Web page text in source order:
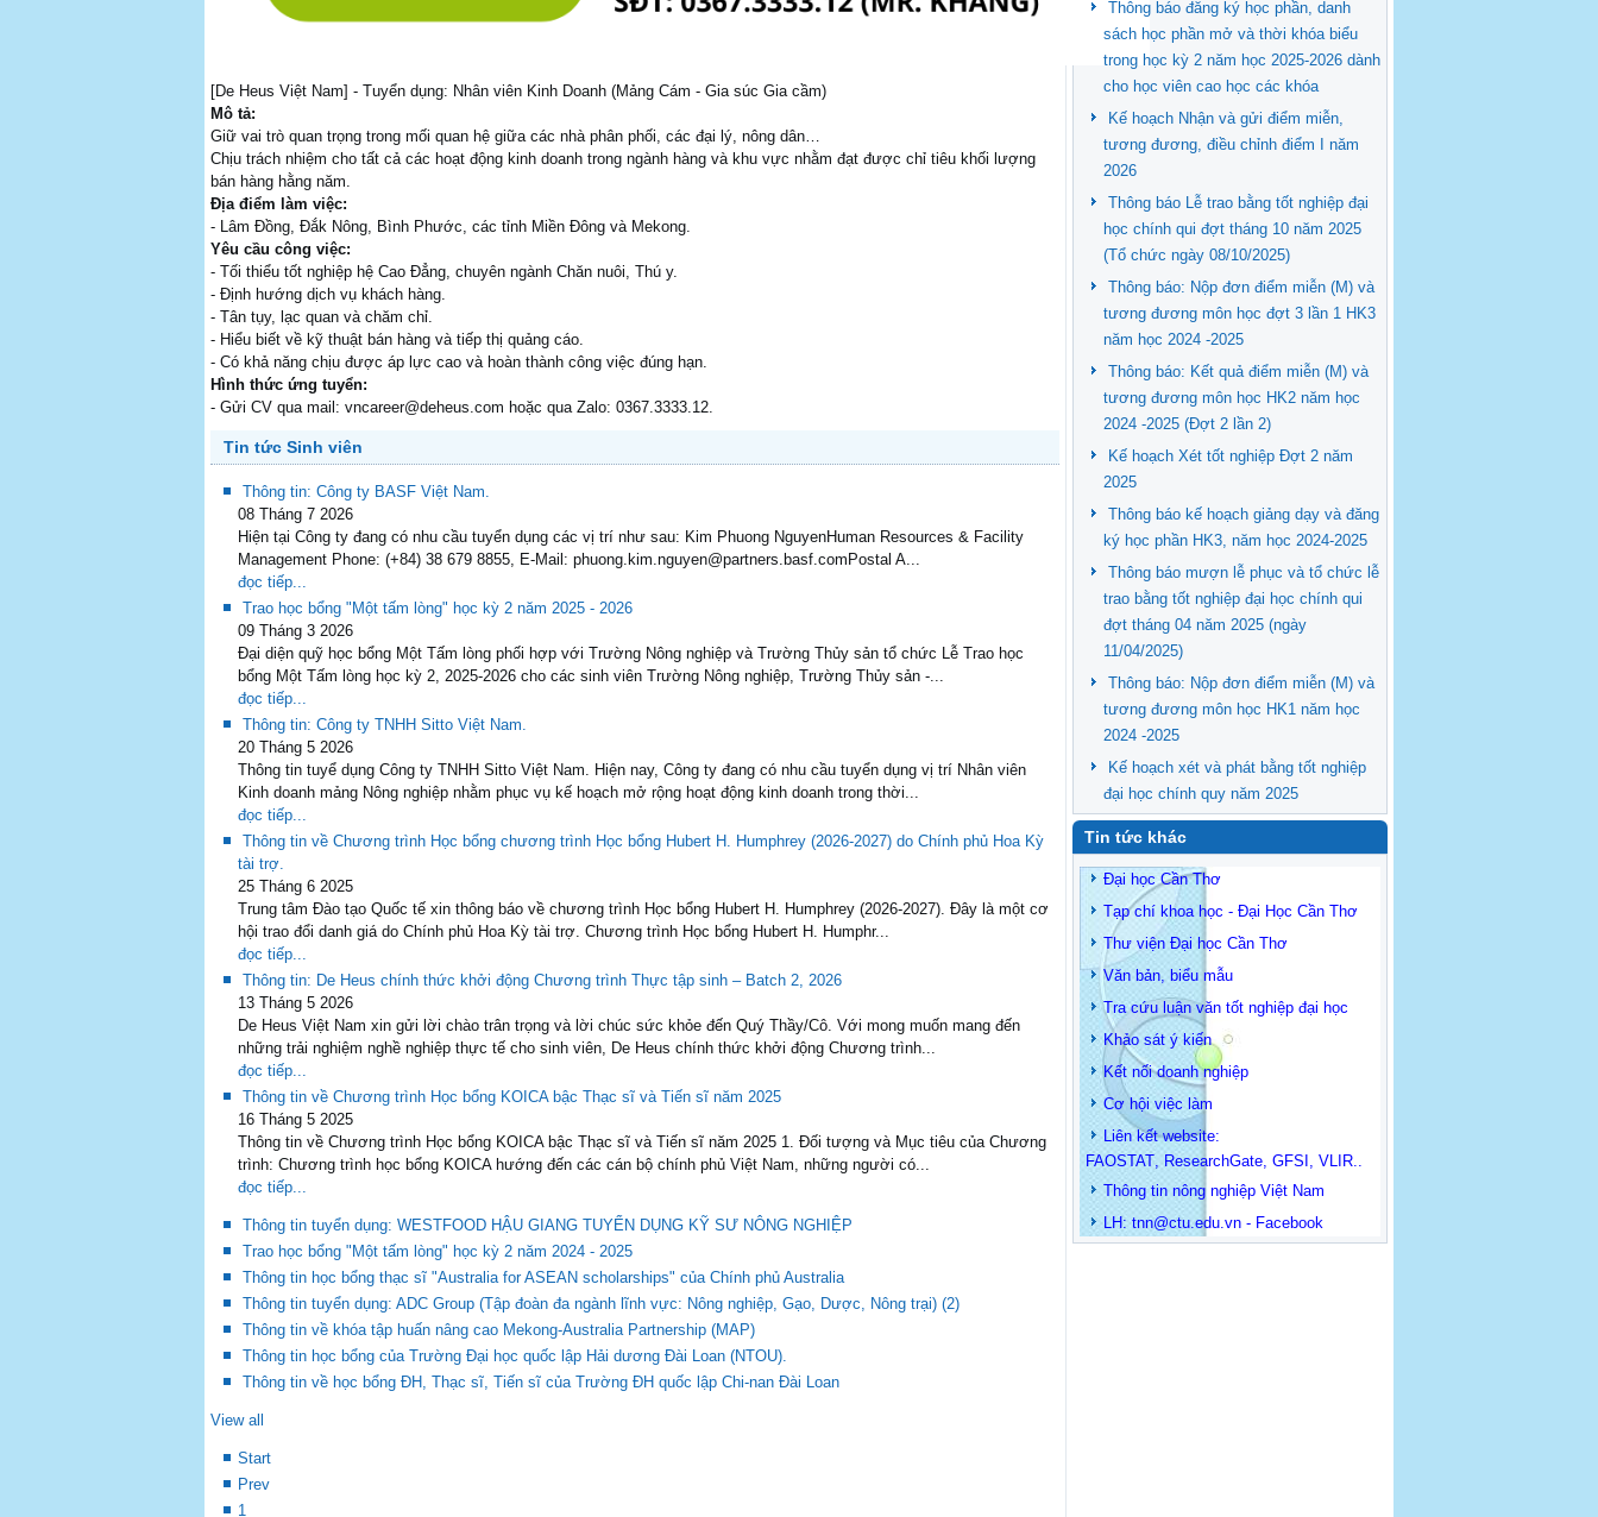
[De Heus Việt Nam] - Tuyển dụng: Nhân viên Kinh Doanh (Mảng Cám - Gia súc Gia cầm)
Mô tả:
Giữ vai trò quan trọng trong mối quan hệ giữa các nhà phân phối, các đại lý, nông dân…
Chịu trách nhiệm cho tất cả các hoạt động kinh doanh trong ngành hàng và khu vực nhằm đạt được chỉ tiêu khối lượng
bán hàng hằng năm.
Địa điểm làm việc:
- Lâm Đồng, Đắk Nông, Bình Phước, các tỉnh Miền Đông và Mekong.
Yêu cầu công việc:
- Tối thiểu tốt nghiệp hệ Cao Đẳng, chuyên ngành Chăn nuôi, Thú y.
- Định hướng dịch vụ khách hàng.
- Tân tụy, lạc quan và chăm chỉ.
- Hiểu biết về kỹ thuật bán hàng và tiếp thị quảng cáo.
- Có khả năng chịu được áp lực cao và hoàn thành công việc đúng hạn.
Hình thức ứng tuyển:
- Gửi CV qua mail: vncareer@deheus.com hoặc qua Zalo: 0367.3333.12.
Tin tức Sinh viên
Thông tin: Công ty BASF Việt Nam.
08 Tháng 7 2026
Hiện tại Công ty đang có nhu cầu tuyển dụng các vị trí như sau: Kim Phuong NguyenHuman Resources & Facility
Management Phone: (+84) 38 679 8855, E-Mail: phuong.kim.nguyen@partners.basf.comPostal A...
đọc tiếp...
Trao học bổng "Một tấm lòng" học kỳ 2 năm 2025 - 2026
09 Tháng 3 2026
Đại diện quỹ học bổng Một Tấm lòng phối hợp với Trường Nông nghiệp và Trường Thủy sản tổ chức Lễ Trao học
bổng Một Tấm lòng học kỳ 2, 2025-2026 cho các sinh viên Trường Nông nghiệp, Trường Thủy sản -...
đọc tiếp...
Thông tin: Công ty TNHH Sitto Việt Nam.
20 Tháng 5 2026
Thông tin tuyể dụng Công ty TNHH Sitto Việt Nam. Hiện nay, Công ty đang có nhu cầu tuyển dụng vị trí Nhân viên
Kinh doanh mảng Nông nghiệp nhằm phục vụ kế hoạch mở rộng hoạt động kinh doanh trong thời...
đọc tiếp...
Thông tin về Chương trình Học bổng chương trình Học bổng Hubert H. Humphrey (2026-2027) do Chính phủ Hoa Kỳ
tài trợ.
25 Tháng 6 2025
Trung tâm Đào tạo Quốc tế xin thông báo về chương trình Học bổng Hubert H. Humphrey (2026-2027). Đây là một cơ
hội trao đổi danh giá do Chính phủ Hoa Kỳ tài trợ. Chương trình Học bổng Hubert H. Humphr...
đọc tiếp...
Thông tin: De Heus chính thức khởi động Chương trình Thực tập sinh – Batch 2, 2026
13 Tháng 5 2026
De Heus Việt Nam xin gửi lời chào trân trọng và lời chúc sức khỏe đến Quý Thầy/Cô. Với mong muốn mang đến
những trải nghiệm nghề nghiệp thực tế cho sinh viên, De Heus chính thức khởi động Chương trình...
đọc tiếp...
Thông tin về Chương trình Học bổng KOICA bậc Thạc sĩ và Tiến sĩ năm 2025
16 Tháng 5 2025
Thông tin về Chương trình Học bổng KOICA bậc Thạc sĩ và Tiến sĩ năm 2025 1. Đối tượng và Mục tiêu của Chương
trình: Chương trình học bổng KOICA hướng đến các cán bộ chính phủ Việt Nam, những người có...
đọc tiếp...
Thông tin tuyển dụng: WESTFOOD HẬU GIANG TUYỂN DỤNG KỸ SƯ NÔNG NGHIỆP
Trao học bổng "Một tấm lòng" học kỳ 2 năm 2024 - 2025
Thông tin học bổng thạc sĩ "Australia for ASEAN scholarships" của Chính phủ Australia
Thông tin tuyển dụng: ADC Group (Tập đoàn đa ngành lĩnh vực: Nông nghiệp, Gạo, Dược, Nông trại) (2)
Thông tin về khóa tập huấn nâng cao Mekong-Australia Partnership (MAP)
Thông tin học bổng của Trường Đại học quốc lập Hải dương Đài Loan (NTOU).
Thông tin về học bổng ĐH, Thạc sĩ, Tiến sĩ của Trường ĐH quốc lập Chi-nan Đài Loan
View all
Start
Prev
1
Thông báo đăng ký học phần, danh
sách học phần mở và thời khóa biểu
trong học kỳ 2 năm học 2025-2026 dành
cho học viên cao học các khóa
Kế hoạch Nhận và gửi điểm miễn,
tương đương, điều chỉnh điểm I năm
2026
Thông báo Lễ trao bằng tốt nghiệp đại
học chính qui đợt tháng 10 năm 2025
(Tổ chức ngày 08/10/2025)
Thông báo: Nộp đơn điểm miễn (M) và
tương đương môn học đợt 3 lần 1 HK3
năm học 2024 -2025
Thông báo: Kết quả điểm miễn (M) và
tương đương môn học HK2 năm học
2024 -2025 (Đợt 2 lần 2)
Kế hoạch Xét tốt nghiệp Đợt 2 năm
2025
Thông báo kế hoạch giảng dạy và đăng
ký học phần HK3, năm học 2024-2025
Thông báo mượn lễ phục và tổ chức lễ
trao bằng tốt nghiệp đại học chính qui
đợt tháng 04 năm 2025 (ngày
11/04/2025)
Thông báo: Nộp đơn điểm miễn (M) và
tương đương môn học HK1 năm học
2024 -2025
Kế hoạch xét và phát bằng tốt nghiệp
đại học chính quy năm 2025
Tin tức khác
Đại học Cần Thơ
Tạp chí khoa học - Đại Học Cần Thơ
Thư viện Đại học Cần Thơ
Văn bản, biểu mẫu
Tra cứu luận văn tốt nghiệp đại học
Khảo sát ý kiến
Kết nối doanh nghiệp
Cơ hội việc làm
Liên kết website:
FAOSTAT, ResearchGate, GFSI , VLIR..
Thông tin nông nghiệp Việt Nam
LH: tnn@ctu.edu.vn - Facebook